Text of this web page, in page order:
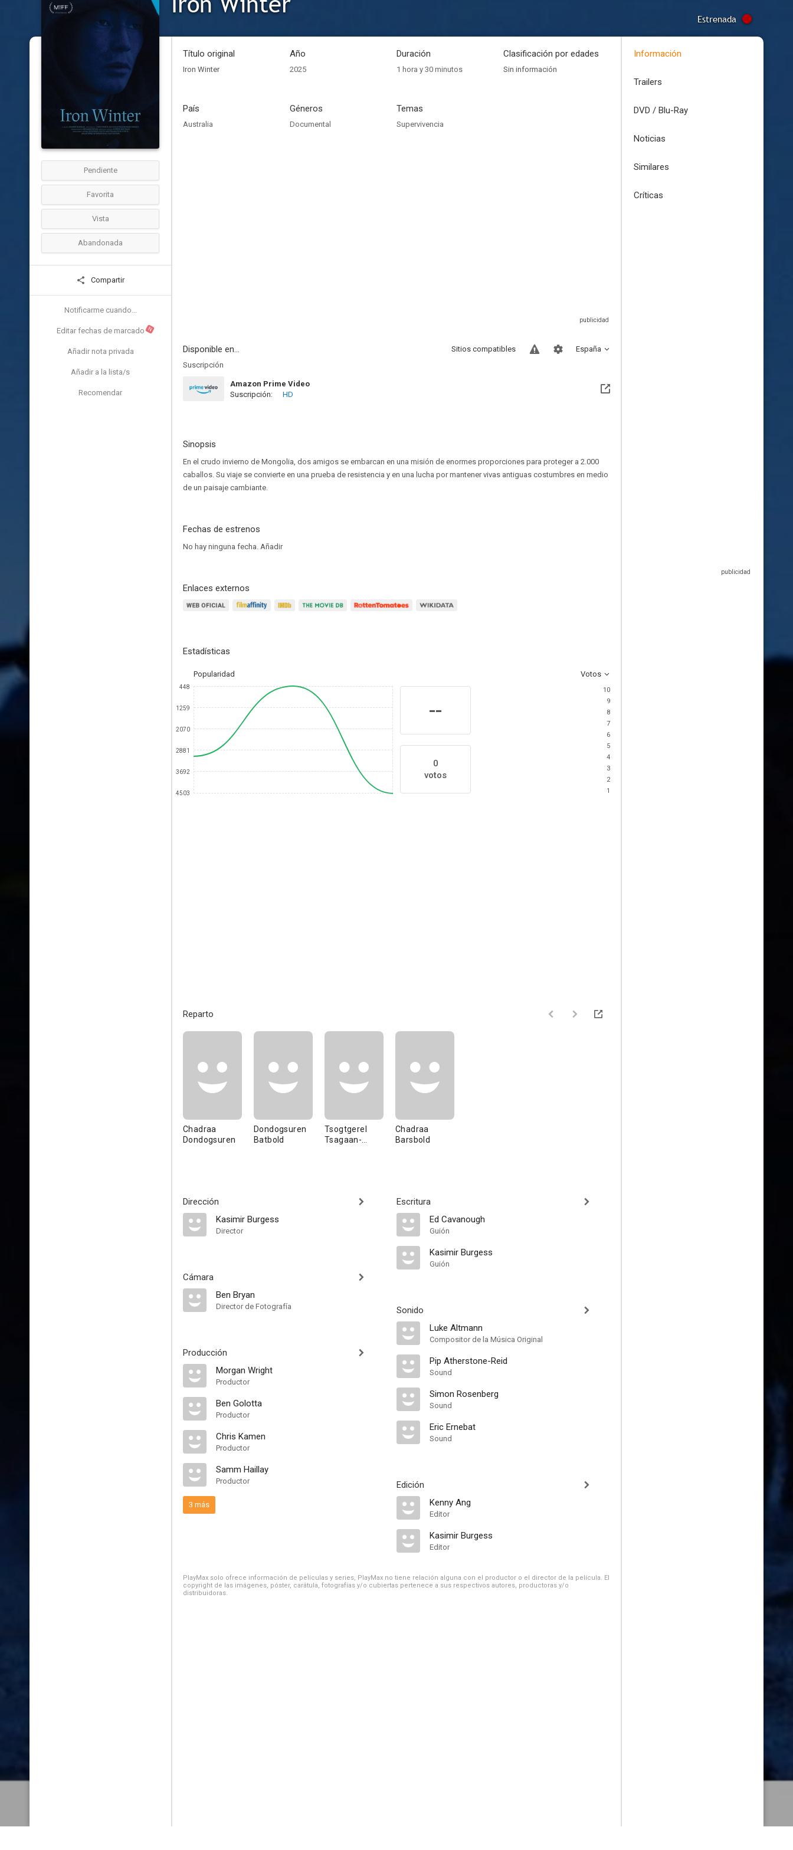
Estrenada
Pendiente
Favorita
Vista
Abandonada
Compartir
Notificarme cuando...
Editar fechas de marcado N
Añadir nota privada
Añadir a la lista/s
Recomendar
Título original
Iron Winter
Año
2025
Duración
1 hora y 30 minutos
Clasificación por edades
Sin información
País
Australia
Géneros
Documental
Temas
Supervivencia
Disponible en... España
Sitios compatibles
Suscripción
Amazon Prime Video
Suscripción:
HD
Sinopsis
En el crudo invierno de Mongolia, dos amigos se embarcan en una misión de enormes proporciones para proteger a 2.000
caballos. Su viaje se convierte en una prueba de resistencia y en una lucha por mantener vivas antiguas costumbres en medio
de un paisaje cambiante.
Fechas de estrenos
No hay ninguna fecha. Añadir
Enlaces externos
Estadísticas
Popularidad Votos
448
1259
2070
2881
3692
4503
--
0
votos
10
9
8
7
6
5
4
3
2
1
Reparto
Chadraa
Dondogsuren
Dondogsuren
Batbold
Tsogtgerel
Tsagaan-
Chadraa
Barsbold
Dirección
Kasimir Burgess
Director
Cámara
Ben Bryan
Director de Fotografía
Producción
Morgan Wright
Productor
Ben Golotta
Productor
Chris Kamen
Productor
Samm Haillay
Productor
3 más
Escritura
Ed Cavanough
Guión
Kasimir Burgess
Guión
Sonido
Luke Altmann
Compositor de la Música Original
Pip Atherstone-Reid
Sound
Simon Rosenberg
Sound
Eric Ernebat
Sound
Edición
Kenny Ang
Editor
Kasimir Burgess
Editor
PlayMax solo ofrece información de películas y series, PlayMax no tiene relación alguna con el productor o el director de la película. El
copyright de las imágenes, póster, carátula, fotografías y/o cubiertas pertenece a sus respectivos autores, productoras y/o
distribuidoras.
Información
Trailers
DVD / Blu-Ray
Noticias
Similares
Críticas